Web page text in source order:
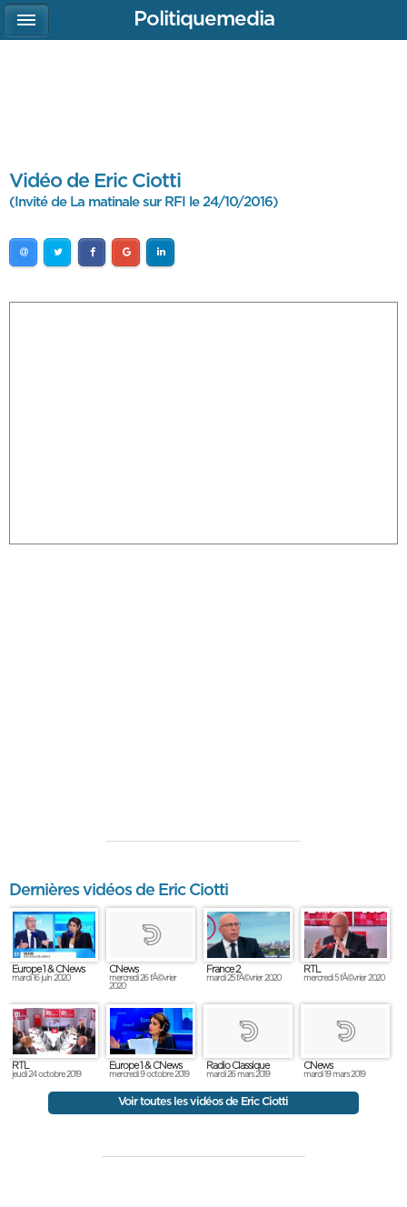
Vidéo de Eric Ciotti
(Invité de La matinale sur RFI le 24/10/2016)
Dernières vidéos de Eric Ciotti
Europe 1 & CNews
mardi 16 juin 2020
CNews
mercredi 26 fÃ©vrier
2020
France 2
mardi 25 fÃ©vrier 2020
RTL
mercredi 5 fÃ©vrier 2020
RTL
jeudi 24 octobre 2019
Europe 1 & CNews
mercredi 9 octobre 2019
Radio Classique
mardi 26 mars 2019
CNews
mardi 19 mars 2019
Voir toutes les vidéos de Eric Ciotti
Politiquemedia